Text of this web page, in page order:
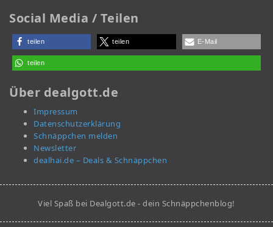
Social Media / Teilen
teilen teilen E-Mail
teilen
Über dealgott.de
Impressum
Datenschutzerklärung
Schnäppchen melden
Newsletter
dealhai.de – Deals & Schnäppchen
Viel Spaß bei Dealgott.de - dein Schnäppchenblog!